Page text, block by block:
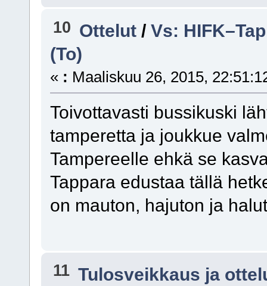
10 Ottelut /Vs:
(To)
« : Maaliskuu 26, 2015,
Toivottavasti bussikuski
tamperetta ja joukkue
Tampereelle ehkä se
Tappara edustaa tällä
on mauton, hajuton ja
11 Tulosveikkaus ja